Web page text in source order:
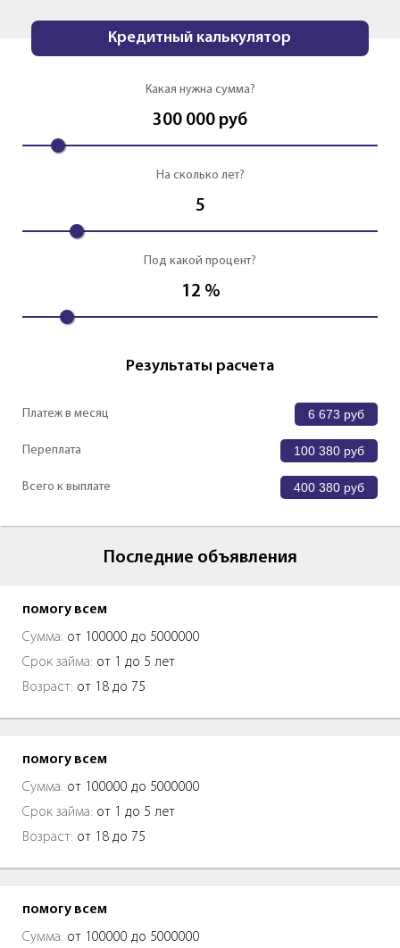
Кредитный калькулятор
Какая нужна сумма?
300 000 руб
На сколько лет?
5
Под какой процент?
12 %
Результаты расчета
Платеж в месяц 6 673 руб
Переплата 100 380 руб
Всего к выплате 400 380 руб
Последние объявления
помогу всем
Сумма: от 100000 до 5000000
Срок займа: от 1 до 5 лет
Возраст: от 18 до 75
помогу всем
Сумма: от 100000 до 5000000
Срок займа: от 1 до 5 лет
Возраст: от 18 до 75
помогу всем
Сумма: от 100000 до 5000000